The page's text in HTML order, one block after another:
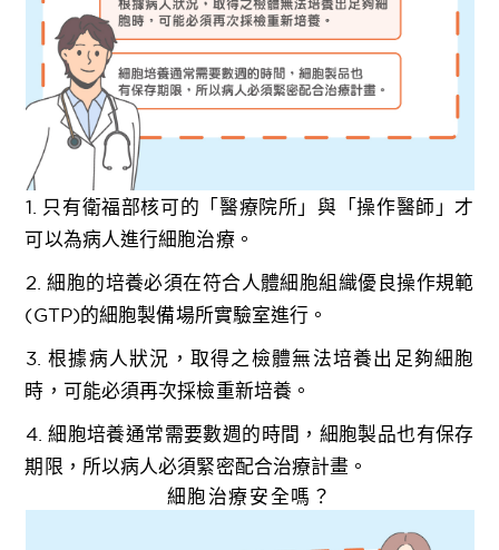
1. 只有衛福部核可的「醫療院所」與「操作醫師」才
可以為病人進行細胞治療。
2. 細胞的培養必須在符合人體細胞組織優良操作規範
(GTP)的細胞製備場所實驗室進行。
3. 根據病人狀況，取得之檢體無法培養出足夠細胞
時，可能必須再次採檢重新培養。
4. 細胞培養通常需要數週的時間，細胞製品也有保存
期限，所以病人必須緊密配合治療計畫。
細胞治療安全嗎？